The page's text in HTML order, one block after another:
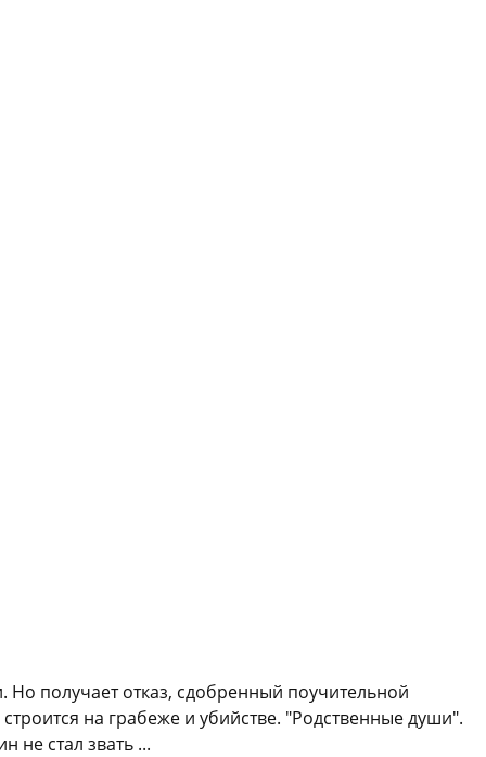
получает отказ, сдобренный поучительной
на грабеже и убийстве. "Родственные души".
не стал звать ...